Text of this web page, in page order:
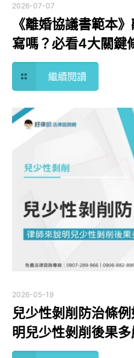
2026-07-07
《離婚協議書範本
寫嗎？必看4大關鍵
繼續閱讀
2026-05-19
兒少性剝削防治條
明兒少性剝削後果多